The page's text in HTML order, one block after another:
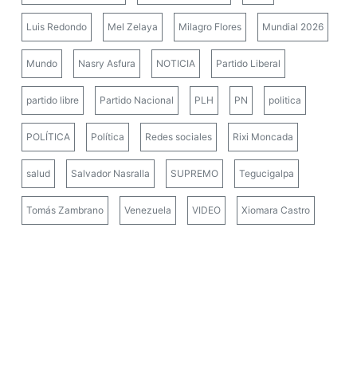
Luis Redondo Mel Zelaya Milagro Flores Mundial 2026
Mundo Nasry Asfura NOTICIA Partido Liberal
partido libre Partido Nacional PLH PN politica
POLÍTICA Política Redes sociales Rixi Moncada
salud Salvador Nasralla SUPREMO Tegucigalpa
Tomás Zambrano Venezuela VIDEO Xiomara Castro